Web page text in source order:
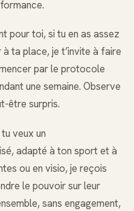
pour toi, si tu en as assez
ta place, je t’invite à faire
par le protocole
une semaine. Observe
être surpris.
veux un
adapté à ton sport et à
ou en visio, je reçois
le pouvoir sur leur
sans engagement,